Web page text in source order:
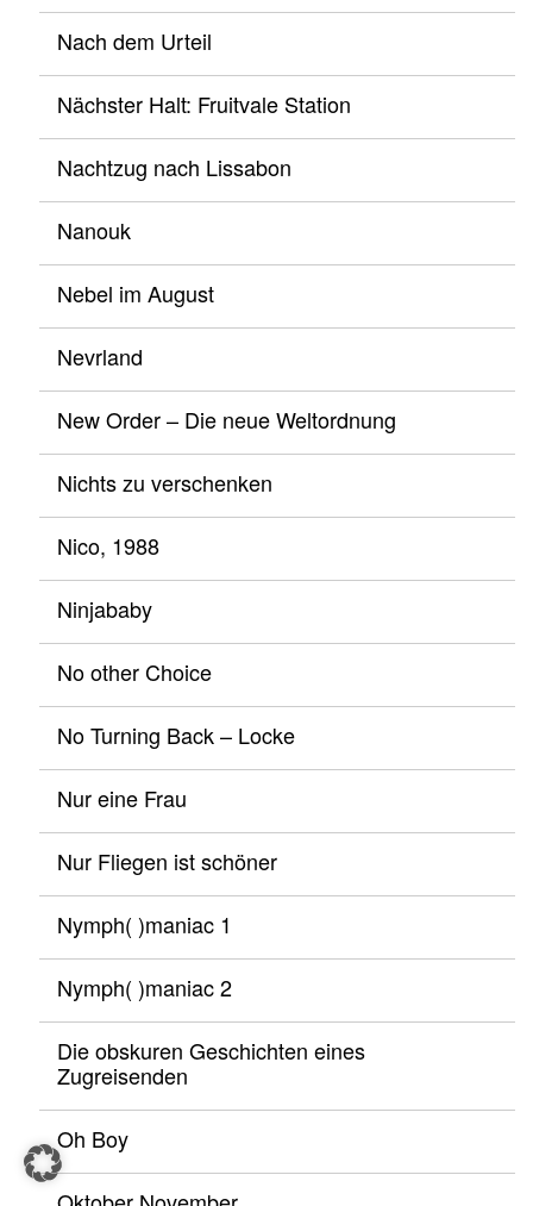
Nach dem Urteil
Nächster Halt: Fruitvale Station
Nachtzug nach Lissabon
Nanouk
Nebel im August
Nevrland
New Order – Die neue Weltordnung
Nichts zu verschenken
Nico, 1988
Ninjababy
No other Choice
No Turning Back – Locke
Nur eine Frau
Nur Fliegen ist schöner
Nymph( )maniac 1
Nymph( )maniac 2
Die obskuren Geschichten eines
Zugreisenden
Oh Boy